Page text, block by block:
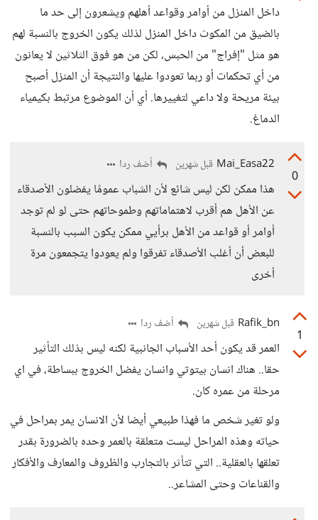
داخل المنزل من أوامر وقواعد أهلهم ويشعرون إلى حد ما
بالضيق من المكوث داخل المنزل لذلك يكون الخروج بالنسبة لهم
هو مثل "إفراج" من الحبس، لكن من هو فوق الثلاثين لا يعانون
من أي تحكمات أو ربما تعودوا عليها والنتيجة أن المنزل أصبح
بيئة مريحة ولا داعي لتغييرها. أي أن الموضوع مرتبط بكيمياء
الدماغ.
0
Mai_Easa22 قبل شهرين أضف ردا
هذا ممكن لكن ليس شائع لأن الشباب عمومًا يفضلون الأصدقاء
عن الأهل هم أقرب لاهتماماتهم وطموحاتهم حتى لو لم توجد
أوامر أو قواعد من الأهل برأيي ممكن يكون السبب بالنسبة
للبعض أن أغلب الأصدقاء تفرقوا ولم يعودوا يتجمعون مرة
أخرى
1
Rafik_bn قبل شهرين أضف ردا
العمر قد يكون أحد الأسباب الجانبية لكنه ليس بذلك التأثير
حقا.. هناك انسان بيتوتي وانسان يفضل الخروج ببساطة، في اي
مرحلة من عمره كان.
ولو تغير شخص ما فهذا طبيعي أيضا لأن الانسان يمر بمراحل في
حياته وهذه المراحل ليست متعلقة بالعمر وحده بالضرورة بقدر
تعلقها بالعقلية.. التي تتأثر بالتجارب والظروف والمعارف والأفكار
والقناعات وحتى المشاعر..